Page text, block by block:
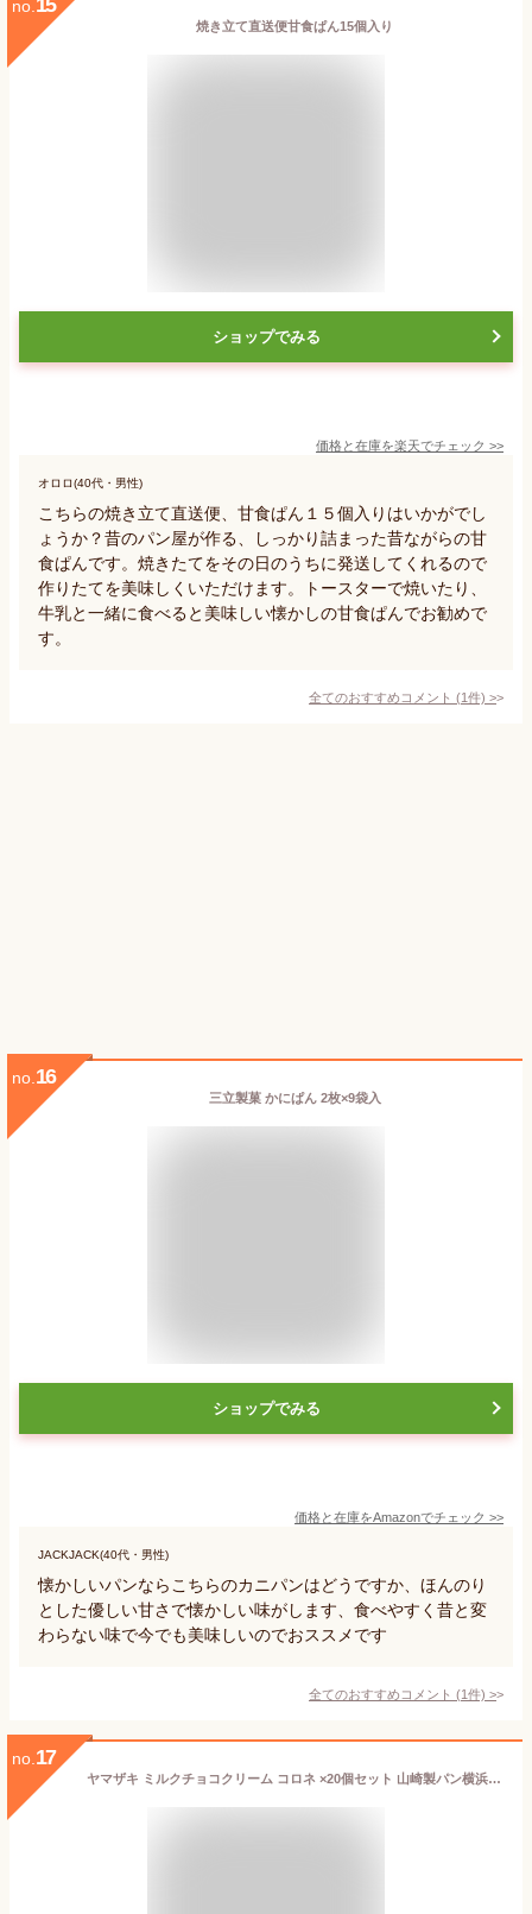
no.
焼き立て直送便甘食ぱん15個入り
ショップでみる
価格と在庫を楽天でチェック >>
オロロ(40代・男性)
こちらの焼き立て直送便、甘食ぱん１５個入りはいかがでし
ょうか？昔のパン屋が作る、しっかり詰まった昔ながらの甘
食ぱんです。焼きたてをその日のうちに発送してくれるので
作りたてを美味しくいただけます。トースターで焼いたり、
牛乳と一緒に食べると美味しい懐かしの甘食ぱんでお勧めで
す。
全てのおすすめコメント (1件) >
no. 16
三立製菓 かにぱん 2枚×9袋入
ショップでみる
価格と在庫をAmazonでチェック >>
JACKJACK(40代・男性)
懐かしいパンならこちらのカニパンはどうですか、ほんのり
とした優しい甘さで懐かしい味がします、食べやすく昔と変
わらない味で今でも美味しいのでおススメです
全てのおすすめコメント (1件) >
no. 17
ヤマザキ ミルクチョコクリーム コロネ ×20個セット 山崎製パン横浜工場配送